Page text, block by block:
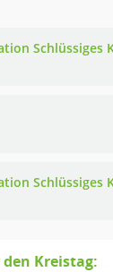
Kreistag: